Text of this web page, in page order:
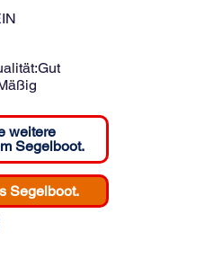
Gut
weitere
Segelboot.
Segelboot.